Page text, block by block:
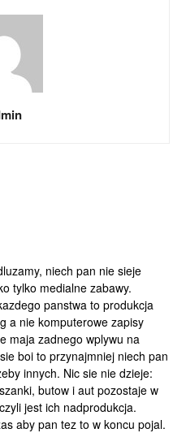
niech pan nie sieje
tylko medialne zabawy.
panstwa to produkcja
a nie komputerowe zapisy
maja zadnego wplywu na
boi to przynajmniej niech pan
innych. Nic sie nie dzieje:
butow i aut pozostaje w
jest ich nadprodukcja.
aby pan tez to w koncu pojal.